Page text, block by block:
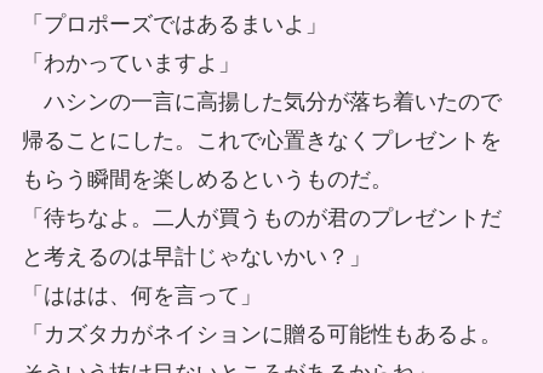
「プロポーズではあるまいよ」
「わかっていますよ」
ハシンの一言に高揚した気分が落ち着いたので
帰ることにした。これで心置きなくプレゼントを
もらう瞬間を楽しめるというものだ。
「待ちなよ。二人が買うものが君のプレゼントだ
と考えるのは早計じゃないかい？」
「ははは、何を言って」
「カズタカがネイションに贈る可能性もあるよ。